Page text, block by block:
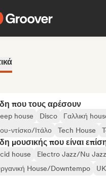
που τους αρέσουν
house Disco Γαλλική
ντίσκο/Ιτάλο
Tech House
μουσικής που είναι
house Electro Jazz/Nu Jazz
House/Downtempo